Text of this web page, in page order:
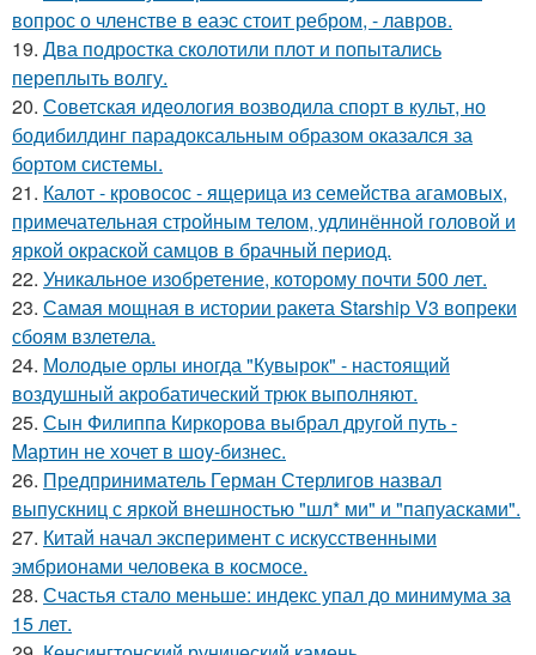
вопрос о членстве в еаэс стоит ребром, - лавров.
19. Два подростка сколотили плот и попытались
переплыть волгу.
20. Советская идеология возводила спорт в культ, но
бодибилдинг парадоксальным образом оказался за
бортом системы.
21. Калот - кровосос - ящерица из семейства агамовых,
примечательная стройным телом, удлинённой головой и
яркой окраской самцов в брачный период.
22. Уникальное изобретение, которому почти 500 лет.
23. Самая мощная в истории ракета Starship V3 вопреки
сбоям взлетела.
24. Молодые орлы иногда "Кувырок" - настоящий
воздушный акробатический трюк выполняют.
25. Сын Филиппa Киркоровa выбрал другой путь -
Mартин не хочет в шоy-бизнес.
26. Предприниматель Герман Стерлигов назвал
выпускниц с яркой внешностью "шл* ми" и "папуасками".
27. Китай начал эксперимент с искусственными
эмбрионами человека в космосе.
28. Счастья стало меньше: индекс упал до минимума за
15 лет.